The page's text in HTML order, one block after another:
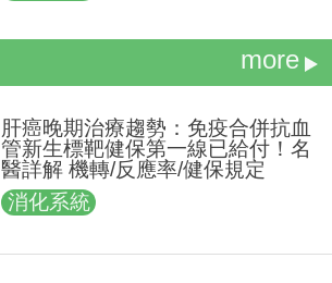
more
肝癌晚期治療趨勢：免疫合併抗血
管新生標靶健保第一線已給付！名
醫詳解 機轉/反應率/健保規定
消化系統